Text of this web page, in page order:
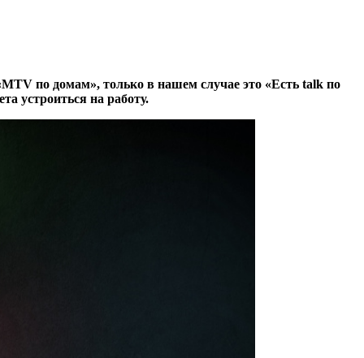
по домам», только в нашем случае это «Есть talk по
устроиться на работу.